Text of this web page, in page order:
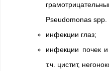
Pseudomonas
инфекции глаз;
инфекции почек
т.ч. цистит,